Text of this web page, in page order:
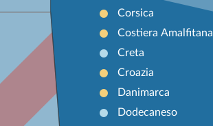
Corsica
Costiera Amalfitana
Creta
Croazia
Danimarca
Dodecaneso